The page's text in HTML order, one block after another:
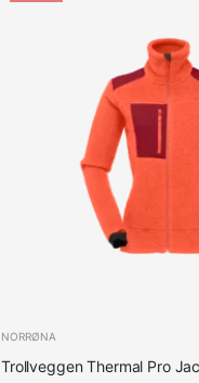
NORRØNA
Trollveggen Thermal Pro